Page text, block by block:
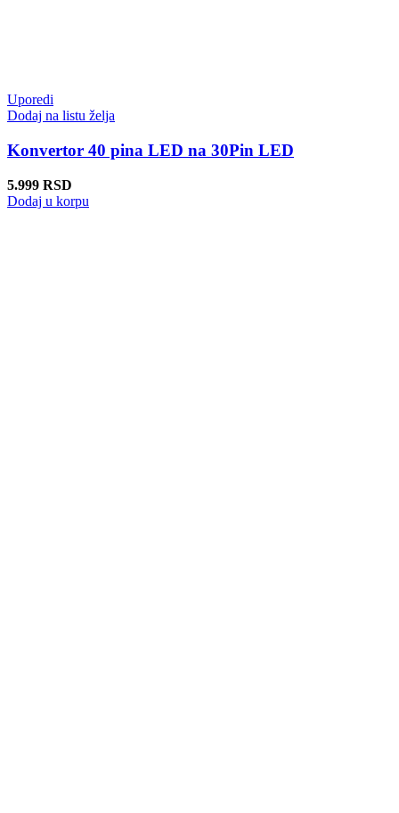
Uporedi
Dodaj na listu želja
Konvertor 40 pina LED na 30Pin LED
5.999 RSD
Dodaj u korpu